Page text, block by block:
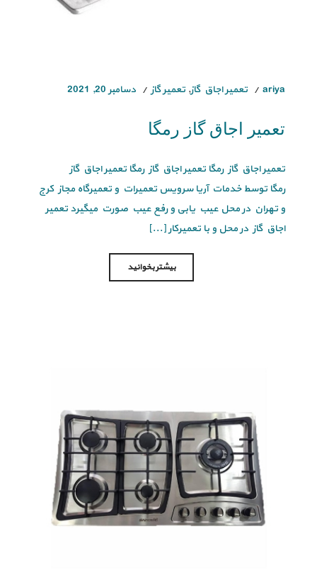
ariya تعمیر اجاق گاز, تعمیر گاز دسامبر 20, 2021
تعمیر اجاق گاز رمگا
تعمیر اجاق گاز رمگا تعمیر اجاق گاز رمگا تعمیر اجاق گاز
رمگا توسط خدمات آریا سرویس تعمیرات و تعمیرگاه مجاز کرج
و تهران در محل عیب یابی و رفع عیب صورت میگیرد تعمیر
اجاق گاز در محل و با تعمیرکار [...]
بیشتر بخوانید